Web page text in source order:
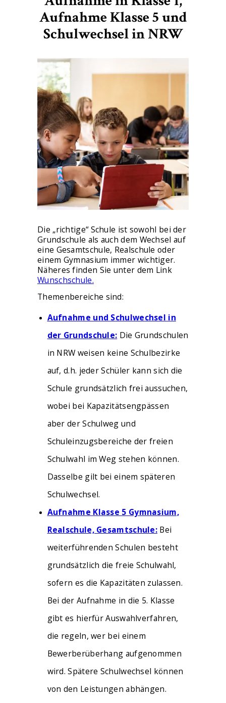
Aufnahme Klasse 5 und
Schulwechsel in NRW
Die „richtige“ Schule ist sowohl bei der
Grundschule als auch dem Wechsel auf
eine Gesamtschule, Realschule oder
einem Gymnasium immer wichtiger.
Näheres finden Sie unter dem Link
Wunschschule.
Themenbereiche sind:
Aufnahme und Schulwechsel in
der Grundschule: Die Grundschulen
in NRW weisen keine Schulbezirke
auf, d.h. jeder Schüler kann sich die
Schule grundsätzlich frei aussuchen,
wobei bei Kapazitätsengpässen
aber der Schulweg und
Schuleinzugsbereiche der freien
Schulwahl im Weg stehen können.
Dasselbe gilt bei einem späteren
Schulwechsel.
Aufnahme Klasse 5 Gymnasium,
Realschule, Gesamtschule: Bei
weiterführenden Schulen besteht
grundsätzlich die freie Schulwahl,
sofern es die Kapazitäten zulassen.
Bei der Aufnahme in die 5. Klasse
gibt es hierfür Auswahlverfahren,
die regeln, wer bei einem
Bewerberüberhang aufgenommen
wird. Spätere Schulwechsel können
von den Leistungen abhängen.